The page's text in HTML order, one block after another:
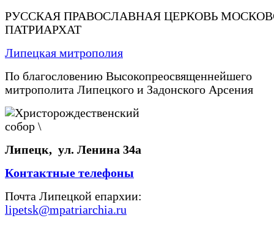
РУССКАЯ ПРАВОСЛАВНАЯ ЦЕРКОВЬ
ПАТРИАРХАТ
Липецкая митрополия
По благословению Высокопреосвященнейшего
митрополита Липецкого и Задонского Арсения
Липецк, ул. Ленина 34а
Контактные телефоны
Почта Липецкой епархии:
lipetsk@mpatriarchia.ru